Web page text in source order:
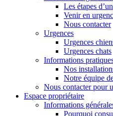
Les étapes
Venir en
Nous contacter
Urgences
Urgences
Urgences chats
Informations
Nos
Notre équipe
Nous contacter pour
Espace propriétaire
Informations
Pourquoi